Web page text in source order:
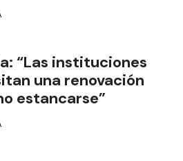
“Las instituciones
una renovación
estancarse”